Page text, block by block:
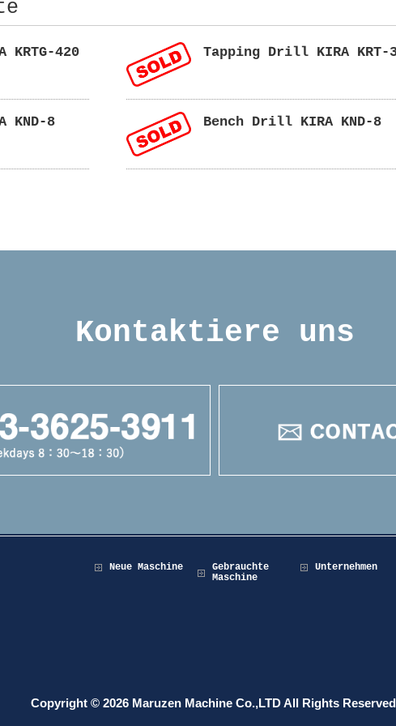
420 Tapping Drill KIRA KRT-
KND-8 Bench Drill KIRA KND-8
Kontaktiere uns
Neue Maschine
Gebrauchte
Maschine
Unternehmen
Copyright © 2026 Maruzen Machine Co.,LTD All Rights